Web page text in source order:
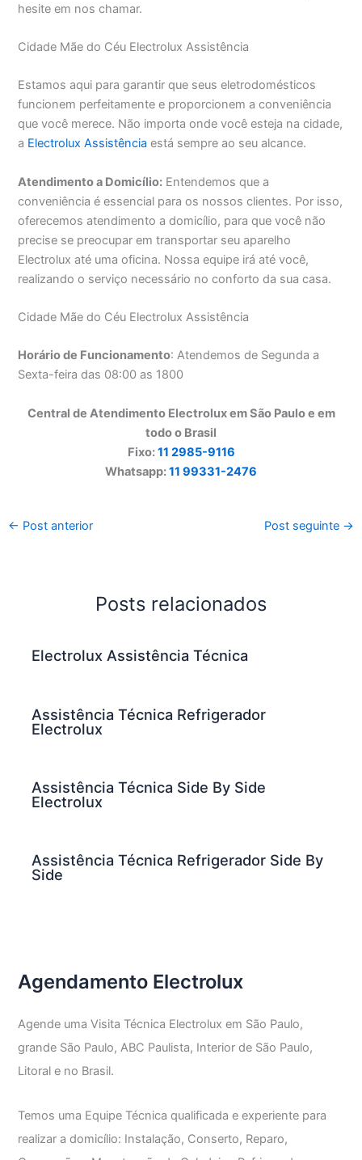
hesite em nos chamar.
Cidade Mãe do Céu Electrolux Assistência
Estamos aqui para garantir que seus eletrodomésticos
funcionem perfeitamente e proporcionem a conveniência
que você merece. Não importa onde você esteja na cidade,
a Electrolux Assistência está sempre ao seu alcance.
Atendimento a Domicílio: Entendemos que a
conveniência é essencial para os nossos clientes. Por isso,
oferecemos atendimento a domicílio, para que você não
precise se preocupar em transportar seu aparelho
Electrolux até uma oficina. Nossa equipe irá até você,
realizando o serviço necessário no conforto da sua casa.
Cidade Mãe do Céu Electrolux Assistência
Horário de Funcionamento: Atendemos de Segunda a
Sexta-feira das 08:00 as 1800
Central de Atendimento Electrolux em São Paulo e em
todo o Brasil
Fixo:11 2985-9116
Whatsapp:11 99331-2476
← Post anterior Post seguinte →
Posts relacionados
Electrolux Assistência Técnica
Assistência Técnica Refrigerador
Electrolux
Assistência Técnica Side By Side
Electrolux
Assistência Técnica Refrigerador Side By
Side
Agendamento Electrolux
Agende uma Visita Técnica Electrolux em São Paulo,
grande São Paulo, ABC Paulista, Interior de São Paulo,
Litoral e no Brasil.
Temos uma Equipe Técnica qualificada e experiente para
realizar a domicílio: Instalação, Conserto, Reparo,